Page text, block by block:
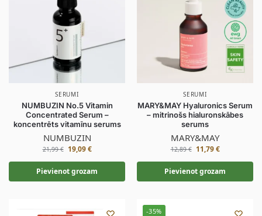
SERUMI
NUMBUZIN No.5 Vitamin
Concentrated Serum –
koncentrēts vitamīnu serums
NUMBUZIN
21,99€ 19,09€
Pievienot grozam
SERUMI
MARY&MAY Hyaluronics Serum
– mitrinošs hialuronskābes
serums
MARY&MAY
12,89€ 11,79€
Pievienot grozam
-35%